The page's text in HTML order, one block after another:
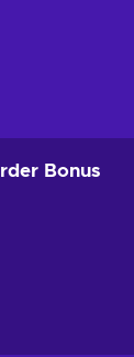
Bonus